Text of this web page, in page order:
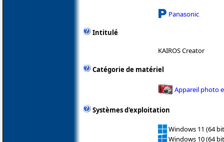
Panasonic
Intitulé
KAIROS Creator
Catégorie de matériel
Appareil photo
Systèmes d'exploitation
Windows 11 (64
Windows 10 (64